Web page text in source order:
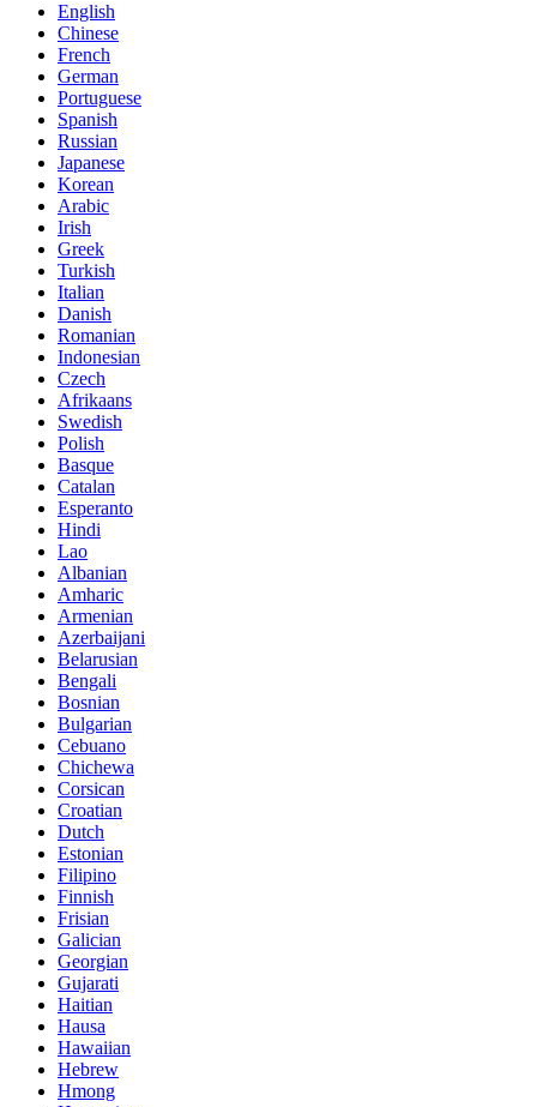
English
Chinese
French
German
Portuguese
Spanish
Russian
Japanese
Korean
Arabic
Irish
Greek
Turkish
Italian
Danish
Romanian
Indonesian
Czech
Afrikaans
Swedish
Polish
Basque
Catalan
Esperanto
Hindi
Lao
Albanian
Amharic
Armenian
Azerbaijani
Belarusian
Bengali
Bosnian
Bulgarian
Cebuano
Chichewa
Corsican
Croatian
Dutch
Estonian
Filipino
Finnish
Frisian
Galician
Georgian
Gujarati
Haitian
Hausa
Hawaiian
Hebrew
Hmong